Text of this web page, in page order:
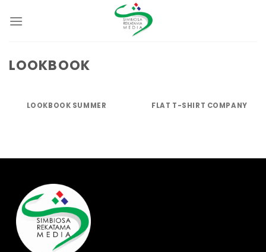
LOOKBOOK
LOOKBOOK SUMMER FLAT T-SHIRT COMPANY